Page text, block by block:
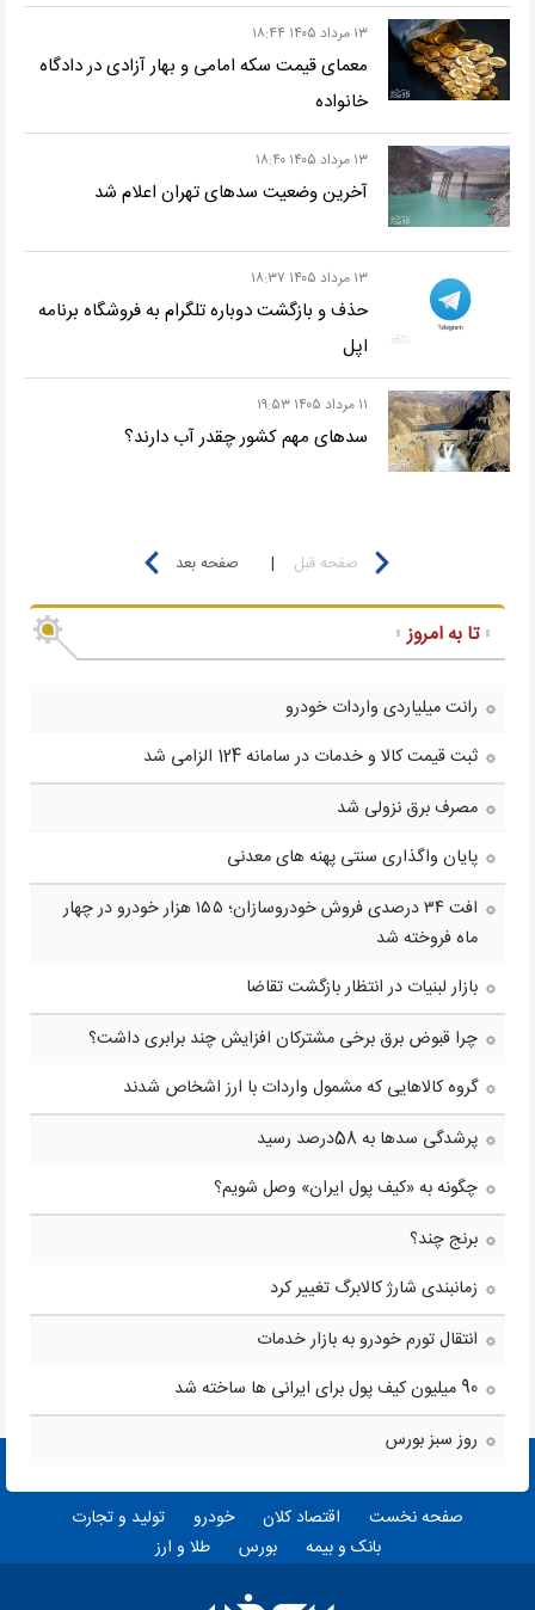
۱۳ مرداد ۱۴۰۵ ۱۸:۴۴
معمای قیمت سکه امامی و بهار آزادی در دادگاه
خانواده
۱۳ مرداد ۱۴۰۵ ۱۸:۴۰
آخرین وضعیت سدهای تهران اعلام شد
۱۳ مرداد ۱۴۰۵ ۱۸:۳۷
حذف و بازگشت دوباره تلگرام به فروشگاه برنامه
اپل
۱۱ مرداد ۱۴۰۵ ۱۹:۵۳
سدهای مهم کشور چقدر آب دارند؟
صفحه قبل | صفحه بعد
تا به امروز
رانت میلیاردی واردات خودرو
ثبت قیمت کالا و خدمات در سامانه 124 الزامی شد
مصرف برق نزولی شد
پایان واگذاری سنتی پهنه های معدنی
افت ۳۴ درصدی فروش خودروسازان؛ ۱۵۵ هزار خودرو در چهار
ماه فروخته شد
بازار لبنیات در انتظار بازگشت تقاضا
چرا قبوض برق برخی مشترکان افزایش چند برابری داشت؟
گروه کالاهایی که مشمول واردات با ارز اشخاص شدند
پرشدگی سدها به 58درصد رسید
چگونه به «کیف پول ایران» وصل شویم؟
برنج چند؟
زمانبندی شارژ کالابرگ تغییر کرد
انتقال تورم خودرو به بازار خدمات
90 میلیون کیف پول برای ایرانی ها ساخته شد
روز سبز بورس
صفحه نخست اقتصاد کلان خودرو
تولید و تجارت
بانک و بیمه
بورس طلا و ارز